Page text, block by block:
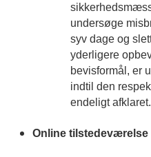
undersøge
syv dage og
yderligere
bevisformål, er
indtil den
endeligt afklaret.
Online tilstedeværelse